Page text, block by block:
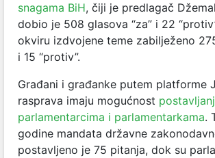
snagama BiH, čiji je predlagač
dobio je 508 glasova “za” i 22
okviru izdvojene teme zabilježeno
i 15 “protiv”.
Građani i građanke putem platforme
rasprava imaju mogućnost
parlamentarcima i parlamentarkama.
godine mandata državne
postavljeno je 75 pitanja, dok su